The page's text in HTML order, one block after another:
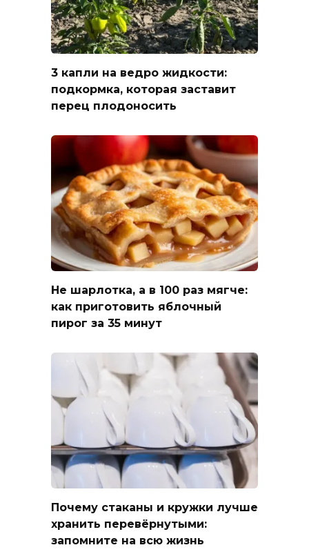
3 капли на ведро жидкости:
подкормка, которая заставит
перец плодоносить
Не шарлотка, а в 100 раз мягче:
как приготовить яблочный
пирог за 35 минут
Почему стаканы и кружки лучше
хранить перевёрнутыми:
запомните на всю жизнь